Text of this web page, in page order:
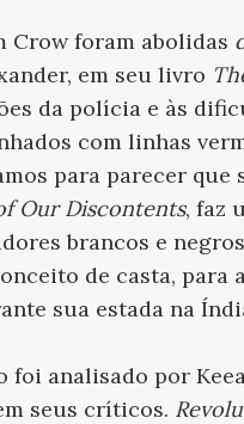
Crow foram abolidas
em seu livro
da polícia e às
com linhas
para parecer que
Our Discontents, faz
brancos e
de casta, para
sua estada na
foi analisado por
seus críticos.